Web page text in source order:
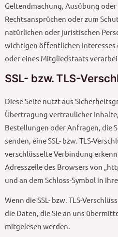
Geltendmachung, Ausübung
Rechtsansprüchen oder zum
natürlichen oder juristischen
wichtigen öffentlichen Interesses
oder eines Mitgliedstaats
SSL- bzw. TLS-
Diese Seite nutzt aus
Übertragung vertraulicher
Bestellungen oder Anfragen, die
senden, eine SSL- bzw. TLS-
verschlüsselte Verbindung
Adresszeile des Browsers von
und an dem Schloss-Symbol in
Wenn die SSL- bzw. TLS-
die Daten, die Sie an uns
mitgelesen werden.